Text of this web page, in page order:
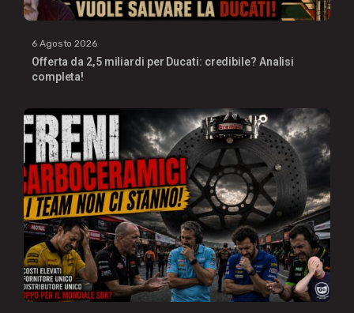
6 Agosto 2026
Offerta da 2,5 miliardi per Ducati: credibile? Analisi
completa!